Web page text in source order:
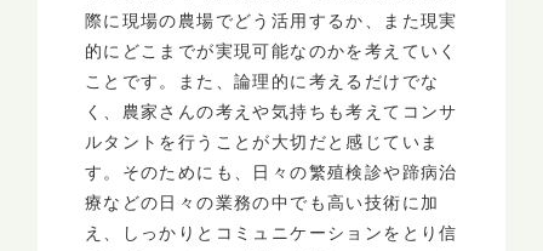
際に現場の農場でどう活用するか、また現実
的にどこまでが実現可能なのかを考えていく
ことです。また、論理的に考えるだけでな
く、農家さんの考えや気持ちも考えてコンサ
ルタントを行うことが大切だと感じていま
す。そのためにも、日々の繁殖検診や蹄病治
療などの日々の業務の中でも高い技術に加
え、しっかりとコミュニケーションをとり信